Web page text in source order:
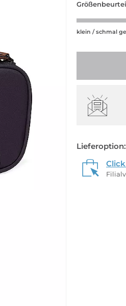
klein / schmal
Lieferoption: